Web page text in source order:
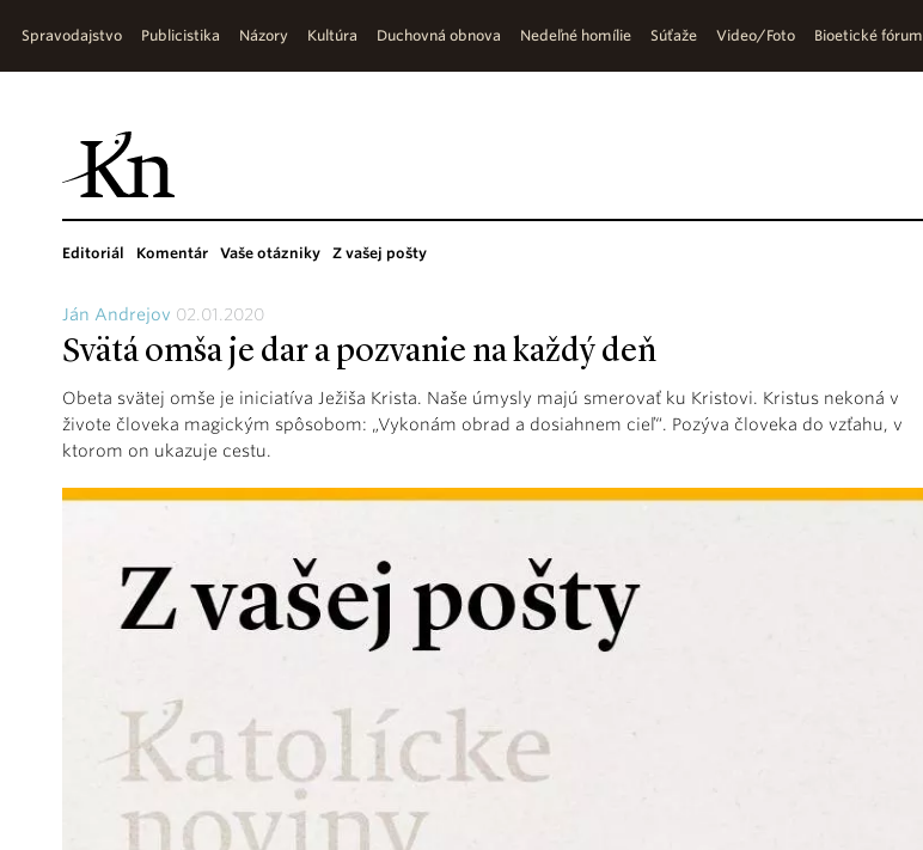
Spravodajstvo Publicistika Názory Kultúra Duchovná obnova Nedeľné homílie Súťaže Video/Foto Bioetické fórum
Editoriál Komentár Vaše otázniky Z vašej pošty
Ján Andrejov 02.01.2020
Svätá omša je dar a pozvanie na každý deň
Obeta svätej omše je iniciatíva Ježiša Krista. Naše úmysly majú smerovať ku Kristovi. Kristus nekoná v
živote človeka magickým spôsobom: „Vykonám obrad a dosiahnem cieľ“. Pozýva človeka do vzťahu, v
ktorom on ukazuje cestu.